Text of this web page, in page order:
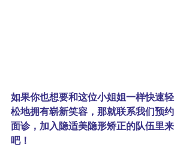
如果你也想要和这位小姐姐一样快速轻
松地拥有崭新笑容，那就联系我们预约
面诊，加入隐适美隐形矫正的队伍里来
吧！